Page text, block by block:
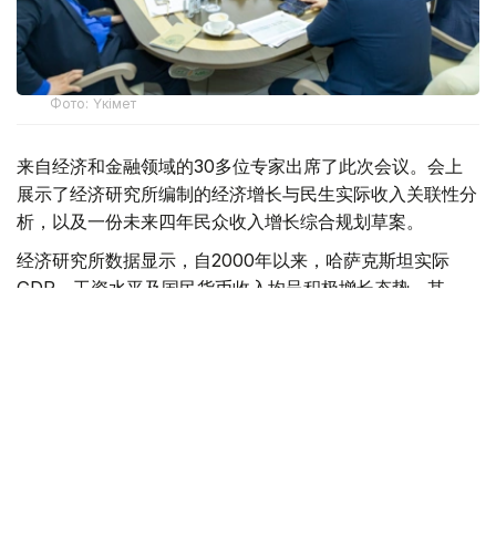
Фото: Үкімет
来自经济和金融领域的30多位专家出席了此次会议。会上
展示了经济研究所编制的经济增长与民生实际收入关联性分
析，以及一份未来四年民众收入增长综合规划草案。
经济研究所数据显示，自2000年以来，哈萨克斯坦实际
GDP、工资水平及国民货币收入均呈积极增长态势。其